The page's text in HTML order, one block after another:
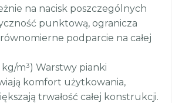
na nacisk poszczególnych
punktową, ogranicza
podparcie na całej
m³) Warstwy pianki
komfort użytkowania,
trwałość całej konstrukcji.